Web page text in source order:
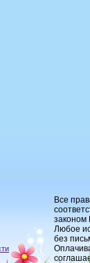
Все
законом
Любое
без